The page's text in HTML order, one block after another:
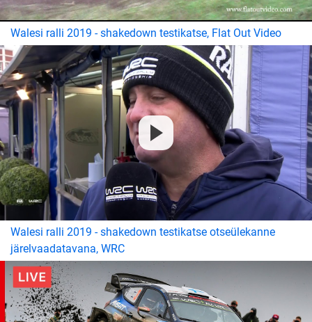
Walesi ralli 2019 - shakedown testikatse, Flat Out Video
Walesi ralli 2019 - shakedown testikatse otseülekanne
järelvaadatavana, WRC